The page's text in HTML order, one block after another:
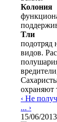
Колония
Тли
подотряд
видов.
охраняют
‹ Не
... ›
15/06/